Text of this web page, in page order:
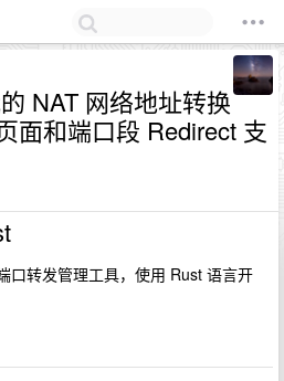
NAT 网络地址转换
面和端口段 Redirect 支
口转发管理工具，使用 Rust 语言开